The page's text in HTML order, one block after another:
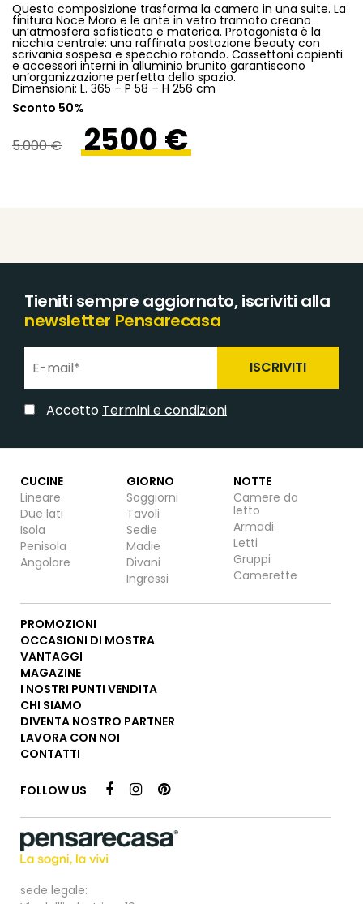
Questa composizione trasforma la camera in una suite. La
finitura Noce Moro e le ante in vetro tramato creano
un’atmosfera sofisticata e materica. Protagonista è la
nicchia centrale: una raffinata postazione beauty con
scrivania sospesa e specchio rotondo. Cassettoni capienti
e accessori interni in alluminio brunito garantiscono
un’organizzazione perfetta dello spazio.
Dimensioni: L. 365 – P 58 – H 256 cm
Sconto 50%
5.000 € 2500 €
Tieniti sempre aggiornato, iscriviti alla
newsletter Pensarecasa
ISCRIVITI
Accetto Termini e condizioni
CUCINE
Lineare
Due lati
Isola
Penisola
Angolare
GIORNO
Soggiorni
Tavoli
Sedie
Madie
Divani
Ingressi
NOTTE
Camere da
letto
Armadi
Letti
Gruppi
Camerette
PROMOZIONI
OCCASIONI DI MOSTRA
VANTAGGI
MAGAZINE
I NOSTRI PUNTI VENDITA
CHI SIAMO
DIVENTA NOSTRO PARTNER
LAVORA CON NOI
CONTATTI
FOLLOW US
sede legale: